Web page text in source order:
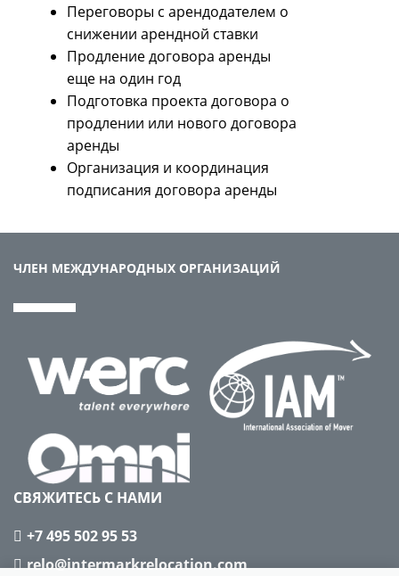
Переговоры с арендодателем о
снижении арендной ставки
Продление договора аренды
еще на один год
Подготовка проекта договора о
продлении или нового договора
аренды
Организация и координация
подписания договора аренды
ЧЛЕН МЕЖДУНАРОДНЫХ ОРГАНИЗАЦИЙ
СВЯЖИТЕСЬ С НАМИ
+7 495 502 95 53
relo@intermarkrelocation.com